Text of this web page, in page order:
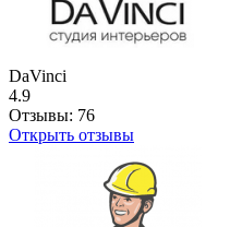
DaVinci
4.9
Отзывы: 76
Открыть отзывы